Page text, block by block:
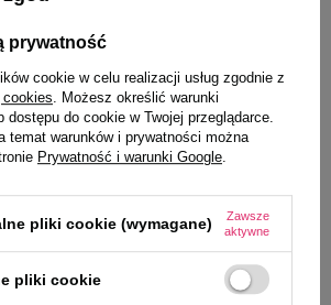
Twojego
suszona dla kota jagnięcina 2 kg
prywatność
cookie w celu realizacji usług zgodnie z
. Możesz określić warunki
dostępu do cookie w Twojej przeglądarce.
temat warunków i prywatności można
Prywatność i warunki Google
pliki cookie (wymagane)
Zawsze
aktywne
pliki cookie